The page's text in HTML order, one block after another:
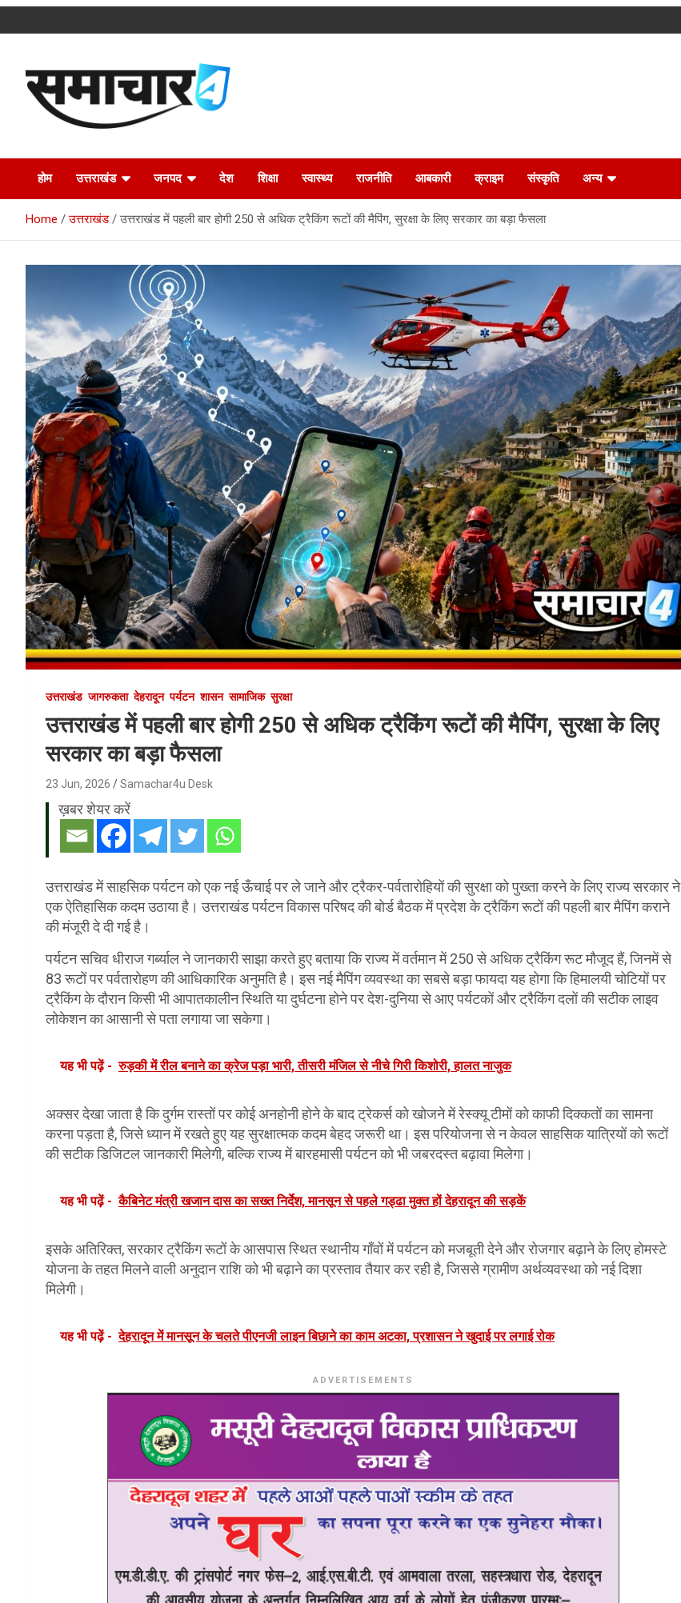
to
Samachar4u
होम उत्तराखंड जनपद देश शिक्षा स्वास्थ्य राजनीति आबकारी क्राइम संस्कृति अन्य
Home उत्तराखंड उत्तराखंड में पहली बार होगी 250 से अधिक ट्रैकिंग रूटों की मैपिंग, सुरक्षा के लिए सरकार का बड़ा फैसला
उत्तराखंड जागरुकता देहरादून पर्यटन शासन सामाजिक सुरक्षा
उत्तराखंड में पहली बार होगी 250 से अधिक ट्रैकिंग रूटों की मैपिंग, सुरक्षा के लिए
सरकार का बड़ा फैसला
23 Jun, 2026 Samachar4u Desk
ख़बर शेयर करें
उत्तराखंड में साहसिक पर्यटन को एक नई ऊँचाई पर ले जाने और ट्रैकर-पर्वतारोहियों की सुरक्षा को पुख्ता करने के लिए राज्य सरकार ने
एक ऐतिहासिक कदम उठाया है। उत्तराखंड पर्यटन विकास परिषद की बोर्ड बैठक में प्रदेश के ट्रैकिंग रूटों की पहली बार मैपिंग कराने
की मंजूरी दे दी गई है।
पर्यटन सचिव धीराज गर्ब्याल ने जानकारी साझा करते हुए बताया कि राज्य में वर्तमान में 250 से अधिक ट्रैकिंग रूट मौजूद हैं, जिनमें से
83 रूटों पर पर्वतारोहण की आधिकारिक अनुमति है। इस नई मैपिंग व्यवस्था का सबसे बड़ा फायदा यह होगा कि हिमालयी चोटियों पर
ट्रैकिंग के दौरान किसी भी आपातकालीन स्थिति या दुर्घटना होने पर देश-दुनिया से आए पर्यटकों और ट्रैकिंग दलों की सटीक लाइव
लोकेशन का आसानी से पता लगाया जा सकेगा।
यह भी पढ़ें - रुड़की में रील बनाने का क्रेज पड़ा भारी, तीसरी मंजिल से नीचे गिरी किशोरी, हालत नाजुक
अक्सर देखा जाता है कि दुर्गम रास्तों पर कोई अनहोनी होने के बाद ट्रेकर्स को खोजने में रेस्क्यू टीमों को काफी दिक्कतों का सामना
करना पड़ता है, जिसे ध्यान में रखते हुए यह सुरक्षात्मक कदम बेहद जरूरी था। इस परियोजना से न केवल साहसिक यात्रियों को रूटों
की सटीक डिजिटल जानकारी मिलेगी, बल्कि राज्य में बारहमासी पर्यटन को भी जबरदस्त बढ़ावा मिलेगा।
यह भी पढ़ें - कैबिनेट मंत्री खजान दास का सख्त निर्देश, मानसून से पहले गड्ढा मुक्त हों देहरादून की सड़कें
इसके अतिरिक्त, सरकार ट्रैकिंग रूटों के आसपास स्थित स्थानीय गाँवों में पर्यटन को मजबूती देने और रोजगार बढ़ाने के लिए होमस्टे
योजना के तहत मिलने वाली अनुदान राशि को भी बढ़ाने का प्रस्ताव तैयार कर रही है, जिससे ग्रामीण अर्थव्यवस्था को नई दिशा
मिलेगी।
यह भी पढ़ें - देहरादून में मानसून के चलते पीएनजी लाइन बिछाने का काम अटका, प्रशासन ने खुदाई पर लगाई रोक
ADVERTISEMENTS